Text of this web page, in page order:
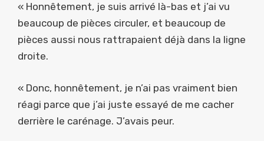
« Honnêtement, je suis arrivé là-bas et j’ai vu
beaucoup de pièces circuler, et beaucoup de
pièces aussi nous rattrapaient déjà dans la ligne
droite.
« Donc, honnêtement, je n’ai pas vraiment bien
réagi parce que j’ai juste essayé de me cacher
derrière le carénage. J’avais peur.